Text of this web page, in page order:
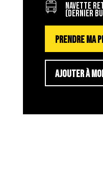
Navette
(dernier
PRENDRE MA
AJOUTER À